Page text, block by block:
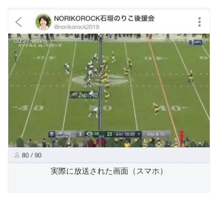
実際に放送された画面（スマホ）